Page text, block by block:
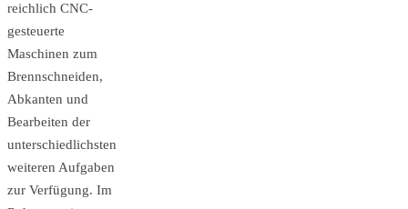
reichlich CNC-
gesteuerte
Maschinen zum
Brennschneiden,
Abkanten und
Bearbeiten der
unterschiedlichsten
weiteren Aufgaben
zur Verfügung. Im